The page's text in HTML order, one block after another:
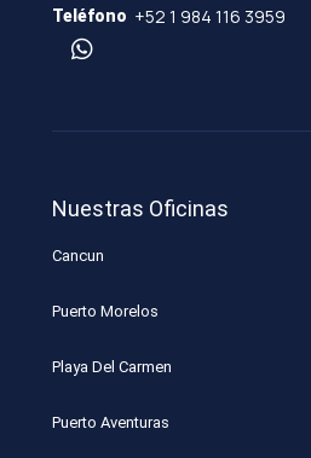
Teléfono +52 1 984 116 3959
Nuestras Oficinas
Cancun
Puerto Morelos
Playa Del Carmen
Puerto Aventuras